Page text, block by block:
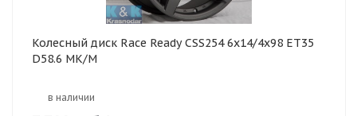
Колесный диск Race Ready CSS254 6x14/4x98 ET35
D58.6 MK/M
в наличии